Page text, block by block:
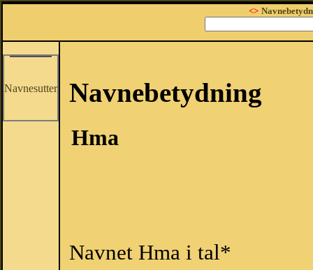
<>
Navnesutter Navnebetydning
Hma
Navnet Hma i tal*